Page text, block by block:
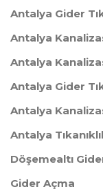
Antalya Gider
Antalya
Antalya
Antalya Gider
Antalya
Antalya
Döşemealtı
Gider Açma